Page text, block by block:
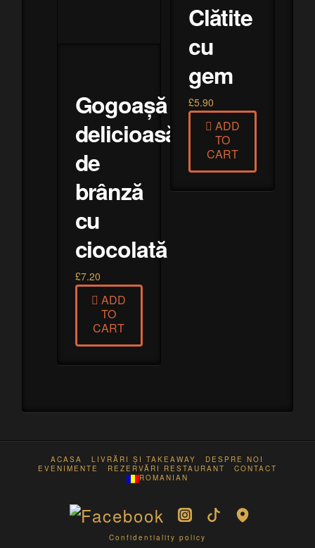
Gogoașă
delicioasă
de
brânză
cu
ciocolată
£7.20
ADD
TO
CART
Clătite
cu
gem
£5.90
ADD
TO
CART
ACASA LIVRĂRI ȘI TAKEAWAY
DESPRE NOI
EVENIMENTE
REZERVĂRI RESTAURANT
CONTACT
ROMANIAN
Confidentiality policy